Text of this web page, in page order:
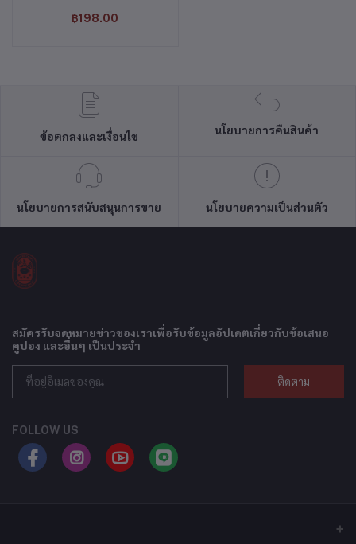
฿198.00
ข้อตกลงและเงื่อนไข
นโยบายการคืนสินค้า
นโยบายการสนับสนุนการขาย นโยบายความเป็นส่วนตัว
สมัครรับจดหมายข่าวของเราเพื่อรับข้อมูลอัปเดตเกี่ยวกับข้อเสนอ
คูปอง และอื่นๆ เป็นประจำ
ติดตาม
FOLLOW US